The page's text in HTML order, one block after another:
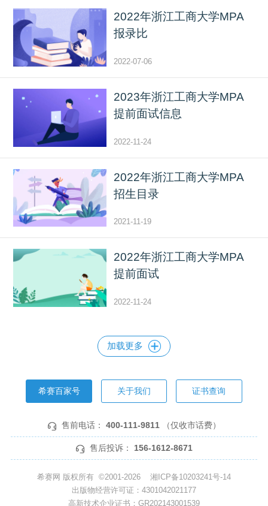
2022年浙江工商大学MPA
报录比
2022-07-06
2023年浙江工商大学MPA
提前面试信息
2022-11-24
2022年浙江工商大学MPA
招生目录
2021-11-19
2022年浙江工商大学MPA
提前面试
2022-11-24
加载更多
希赛百家号 关于我们 证书查询
售前电话： 400-111-9811 （仅收市话费）
售后投诉： 156-1612-8671
希赛网 版权所有 ©2001-2026 湘ICP备10203241号-14
出版物经营许可证：4301042021177
高新技术企业证书：GR202143001539